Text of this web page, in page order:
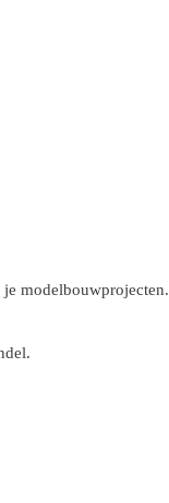
modelbouwprojecten.